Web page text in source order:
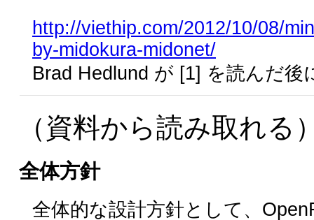
http://viethip.com/2012/10/08/
by-midokura-midonet/
Brad Hedlund が [1] を読んだ後
（資料から読み取れる
全体方針
全体的な設計方針として、